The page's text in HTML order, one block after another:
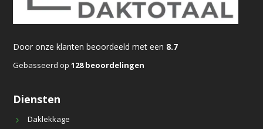
Door onze klanten beoordeeld met een 8.7
Gebasseerd op128 beoordelingen
Diensten
Daklekkage